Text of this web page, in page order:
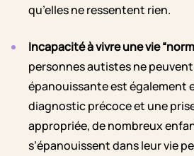
qu’elles ne ressentent rien.
Incapacité à vivre une vie
personnes autistes ne
épanouissante est également
diagnostic précoce et une
appropriée, de nombreux
s’épanouissent dans leur vie